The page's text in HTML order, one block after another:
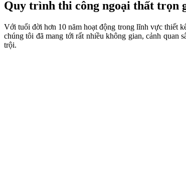
Quy trình thi công ngoại thất trọn
Với tuổi đời hơn 10 năm hoạt động trong lĩnh vực thiết
chúng tôi đã mang tới rất nhiều không gian, cảnh
trội.